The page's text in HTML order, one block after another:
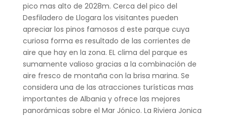
pico mas alto de 2028m. Cerca del pico del
Desfiladero de Llogara los visitantes pueden
apreciar los pinos famosos d este parque cuya
curiosa forma es resultado de las corrientes de
aire que hay en la zona. EL clima del parque es
sumamente valioso gracias a la combinación de
aire fresco de montaña con la brisa marina. Se
considera una de las atracciones turísticas mas
importantes de Albania y ofrece las mejores
panorámicas sobre el Mar Jónico. La Riviera Jonica